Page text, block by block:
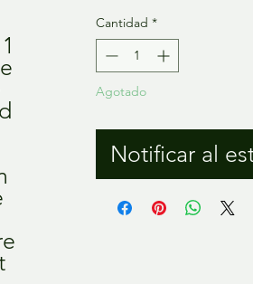
Cantidad *
Agotado
Notificar al